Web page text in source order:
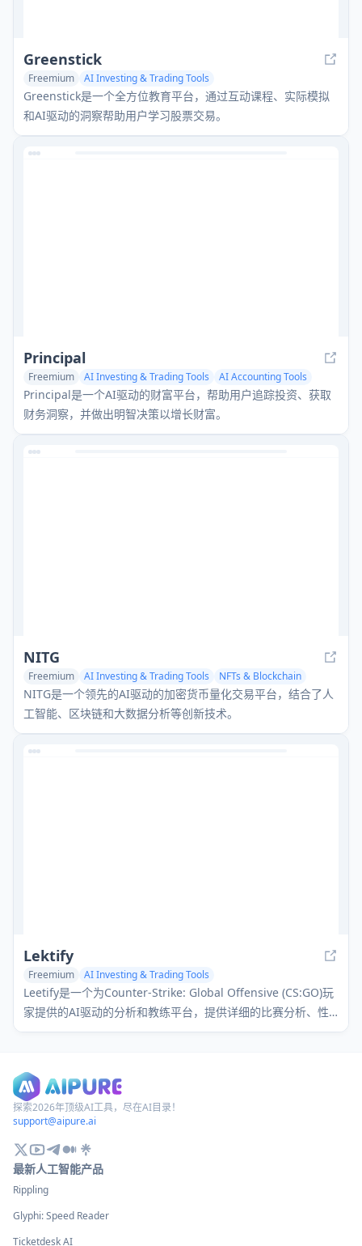
Greenstick
Freemium AI Investing & Trading Tools
Greenstick是一个全方位教育平台，通过互动课程、实际模拟
和AI驱动的洞察帮助用户学习股票交易。
Principal
Freemium AI Investing & Trading Tools AI Accounting Tools
Principal是一个AI驱动的财富平台，帮助用户追踪投资、获取
财务洞察，并做出明智决策以增长财富。
NITG
Freemium AI Investing & Trading Tools
NFTs & Blockchain
Web3
NITG是一个领先的AI驱动的加密货币量化交易平台，结合了人
工智能、区块链和大数据分析等创新技术。
Lektify
Freemium AI Investing & Trading Tools
Leetify是一个为Counter-Strike: Global Offensive (CS:GO)玩
家提供的AI驱动的分析和教练平台，提供详细的比赛分析、性
能跟踪和个性化改进建议。
探索2026年顶级AI工具，尽在AI目录！
support@aipure.ai
最新人工智能产品
Rippling
Glyphi: Speed Reader
Ticketdesk AI